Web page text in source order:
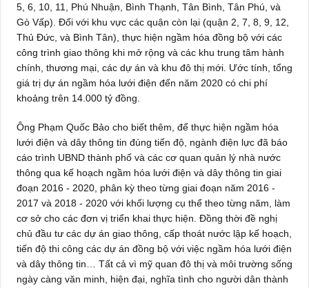
5, 6, 10, 11, Phú Nhuận, Bình Thạnh, Tân Bình, Tân Phú, và
Gò Vấp). Đối với khu vực các quận còn lại (quận 2, 7, 8, 9, 12,
Thủ Đức, và Bình Tân), thực hiện ngầm hóa đồng bộ với các
công trình giao thông khi mở rộng và các khu trung tâm hành
chính, thương mại, các dự án và khu đô thị mới. Ước tính, tổng
giá trị dự án ngầm hóa lưới điện đến năm 2020 có chi phí
khoảng trên 14.000 tỷ đồng.
Ông Phạm Quốc Bảo cho biết thêm, để thực hiện ngầm hóa
lưới điện và dây thông tin đúng tiến độ, ngành điện lực đã báo
cáo trình UBND thành phố và các cơ quan quản lý nhà nước
thông qua kế hoạch ngầm hóa lưới điện và dây thông tin giai
đoạn 2016 - 2020, phân kỳ theo từng giai đoạn năm 2016 -
2017 và 2018 - 2020 với khối lượng cụ thể theo từng năm, làm
cơ sở cho các đơn vị triển khai thực hiện. Đồng thời đề nghị
chủ đầu tư các dự án giao thông, cấp thoát nước lập kế hoạch,
tiến độ thi công các dự án đồng bộ với việc ngầm hóa lưới điện
và dây thông tin… Tất cả vì mỹ quan đô thị và môi trường sống
ngày càng văn minh, hiện đại, nghĩa tình cho người dân thành